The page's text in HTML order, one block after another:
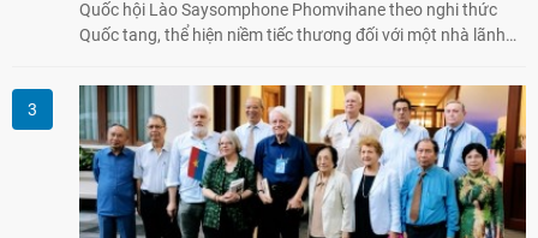
Quốc hội Lào Saysomphone Phomvihane theo nghi thức
Quốc tang, thể hiện niềm tiếc thương đối với một nhà lãnh
nghị vĩ đại, đoàn kết đặc biệt Việt Nam - Lào.